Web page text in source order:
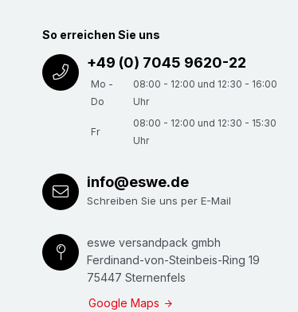
So erreichen Sie uns
+49 (0) 7045 9620-22
Mo -
Do
08:00 - 12:00 und 12:30 - 16:00
Uhr
Fr
08:00 - 12:00 und 12:30 - 15:30
Uhr
info@eswe.de
Schreiben Sie uns per E-Mail
eswe versandpack gmbh
Ferdinand-von-Steinbeis-Ring 19
75447 Sternenfels
Google Maps